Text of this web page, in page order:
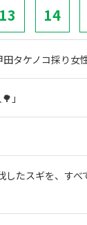
13 14
タケノコ採り女
」
たスギを、す